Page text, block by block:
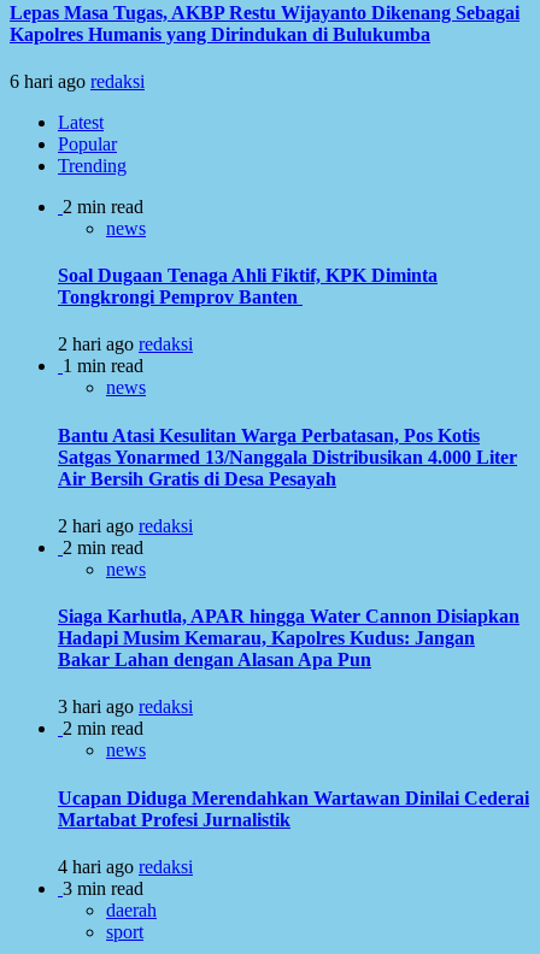
Lepas Masa Tugas, AKBP Restu Wijayanto Dikenang Sebagai
Kapolres Humanis yang Dirindukan di Bulukumba
6 hari ago redaksi
Latest
Popular
Trending
2 min read
news
Soal Dugaan Tenaga Ahli Fiktif, KPK Diminta
Tongkrongi Pemprov Banten
2 hari ago redaksi
1 min read
news
Bantu Atasi Kesulitan Warga Perbatasan, Pos Kotis
Satgas Yonarmed 13/Nanggala Distribusikan 4.000 Liter
Air Bersih Gratis di Desa Pesayah
2 hari ago redaksi
2 min read
news
Siaga Karhutla, APAR hingga Water Cannon Disiapkan
Hadapi Musim Kemarau, Kapolres Kudus: Jangan
Bakar Lahan dengan Alasan Apa Pun
3 hari ago redaksi
2 min read
news
Ucapan Diduga Merendahkan Wartawan Dinilai Cederai
Martabat Profesi Jurnalistik
4 hari ago redaksi
3 min read
daerah
sport